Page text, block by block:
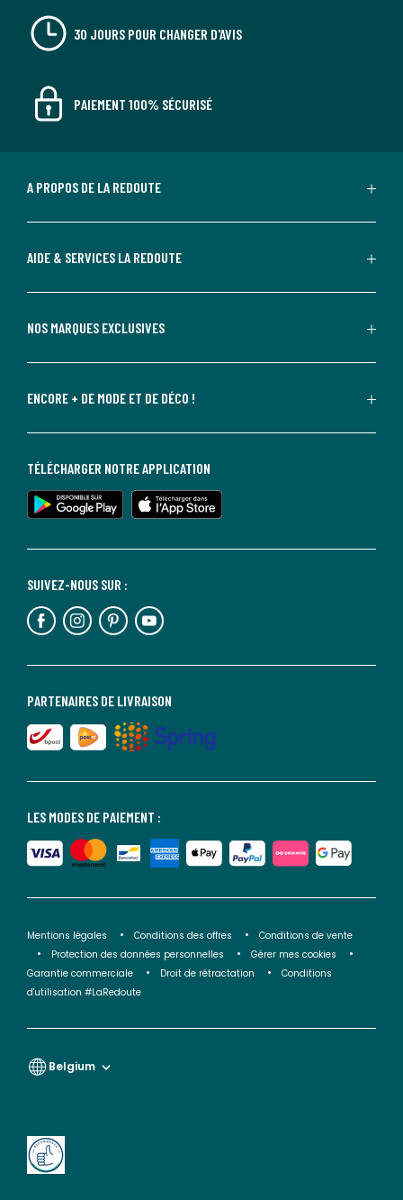
30 JOURS POUR CHANGER D'AVIS
PAIEMENT 100% SÉCURISÉ
A PROPOS DE LA REDOUTE
AIDE & SERVICES LA REDOUTE
NOS MARQUES EXCLUSIVES
ENCORE + DE MODE ET DE DÉCO !
LES MODES DE PAIEMENT :
PARTENAIRES DE LIVRAISON
SUIVEZ-NOUS SUR :
TÉLÉCHARGER NOTRE APPLICATION
Mentions légales Conditions des offres
Conditions de vente
Protection des données personnelles
Gérer mes cookies
Garantie commerciale
Droit de rétractation
Conditions
d'utilisation #LaRedoute
Belgium